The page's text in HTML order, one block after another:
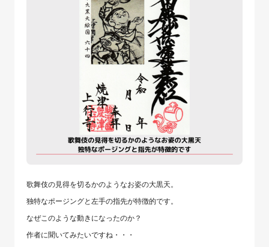
歌舞伎の見得を切るかのようなお姿の大黒天。
独特なポージングと左手の指先が特徴的です。
なぜこのような動きになったのか？
作者に聞いてみたいですね・・・